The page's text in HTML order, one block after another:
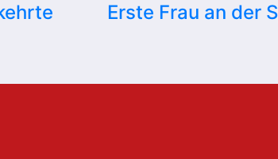
Erste Frau an der